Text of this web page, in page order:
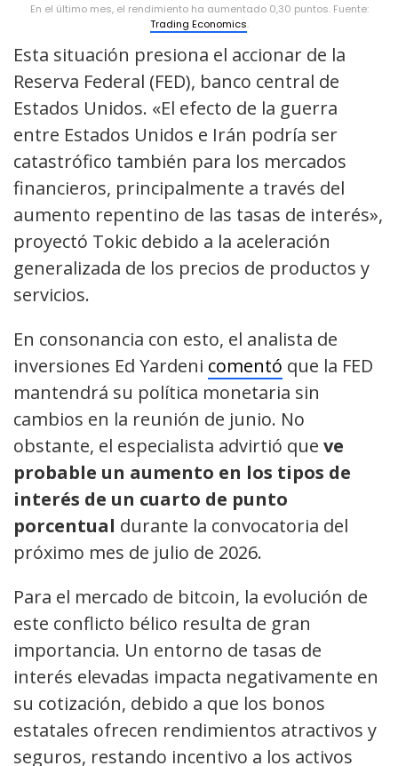
En el último mes, el rendimiento ha aumentado 0,30 puntos. Fuente:
Trading Economics.
Esta situación presiona el accionar de la
Reserva Federal (FED), banco central de
Estados Unidos. «El efecto de la guerra
entre Estados Unidos e Irán podría ser
catastrófico también para los mercados
financieros, principalmente a través del
aumento repentino de las tasas de interés»,
proyectó Tokic debido a la aceleración
generalizada de los precios de productos y
servicios.
En consonancia con esto, el analista de
inversiones Ed Yardeni comentó que la FED
mantendrá su política monetaria sin
cambios en la reunión de junio. No
obstante, el especialista advirtió que ve
probable un aumento en los tipos de
interés de un cuarto de punto
porcentual durante la convocatoria del
próximo mes de julio de 2026.
Para el mercado de bitcoin, la evolución de
este conflicto bélico resulta de gran
importancia. Un entorno de tasas de
interés elevadas impacta negativamente en
su cotización, debido a que los bonos
estatales ofrecen rendimientos atractivos y
seguros, restando incentivo a los activos